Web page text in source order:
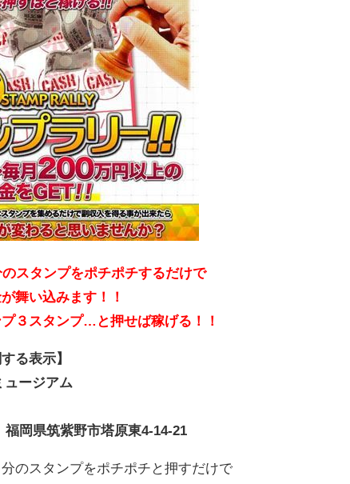
スタンプをポチポチするだけで
舞い込みます！！
３スタンプ…と押せば稼げる！！
る表示】
ュージアム
岡県筑紫野市塔原東4-14-21
のスタンプをポチポチと押すだけで